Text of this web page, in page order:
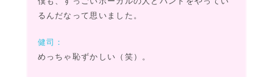
るんだなって思いました。
健司：
めっちゃ恥ずかしい（笑）。